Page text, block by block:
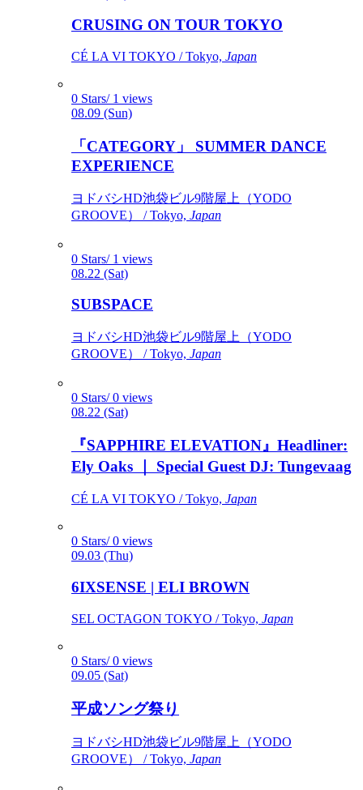
CRUSING ON TOUR TOKYO
CÉ LA VI TOKYO / Tokyo, Japan
0 Stars/ 1 views
08.09 (Sun)
「CATEGORY」 SUMMER DANCE
EXPERIENCE
ヨドバシHD池袋ビル9階屋上（YODO
GROOVE） / Tokyo, Japan
0 Stars/ 1 views
08.22 (Sat)
SUBSPACE
ヨドバシHD池袋ビル9階屋上（YODO
GROOVE） / Tokyo, Japan
0 Stars/ 0 views
08.22 (Sat)
『SAPPHIRE ELEVATION』Headliner:
Ely Oaks ｜ Special Guest DJ: Tungevaag
CÉ LA VI TOKYO / Tokyo, Japan
0 Stars/ 0 views
09.03 (Thu)
6IXSENSE | ELI BROWN
SEL OCTAGON TOKYO / Tokyo, Japan
0 Stars/ 0 views
09.05 (Sat)
平成ソング祭り
ヨドバシHD池袋ビル9階屋上（YODO
GROOVE） / Tokyo, Japan